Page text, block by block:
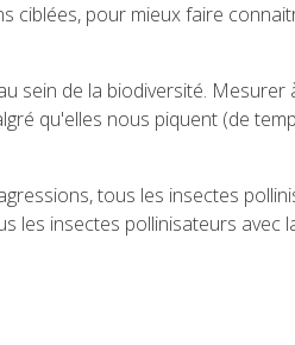
ciblées, pour mieux faire
sein de la biodiversité.
qu'elles nous piquent (de
tous les insectes
insectes pollinisateurs avec